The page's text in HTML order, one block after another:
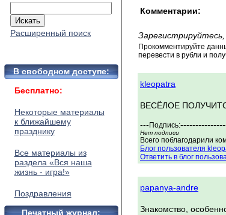
Расширенный поиск
В свободном доступе:
Бесплатно:
Некоторые материалы
к ближайшему
празднику
Все материалы из
раздела «Вся наша
жизнь - игра!»
Поздравления
Печатный журнал:
Комментарии:
Прокомментируйте
перевести в рубли и
kleopatra
ВЕСЁЛОЕ
--- Подпись:
Нет подписи
Всего поблагодарили
Блог пользователя
Ответить в блог
papanya-andre
Знакомство,